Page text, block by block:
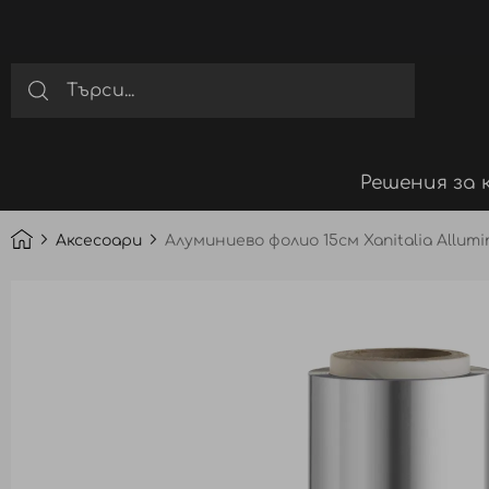
Решения за
Аксесоари Алуминиево фолио 15см Xanitalia